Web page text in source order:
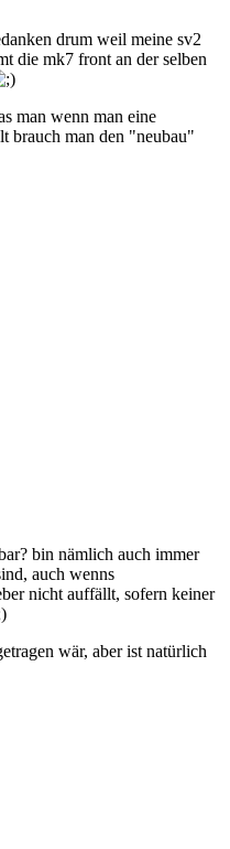
drum weil meine sv2
die mk7 front an der selben
man wenn man eine
brauch man den "neubau"
bin nämlich auch immer
auch wenns
nicht auffällt, sofern keiner
wär, aber ist natürlich